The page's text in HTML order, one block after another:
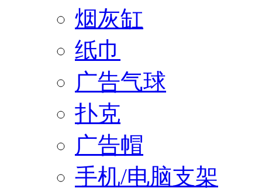
烟灰缸
纸巾
广告气球
扑克
广告帽
手机/电脑支架